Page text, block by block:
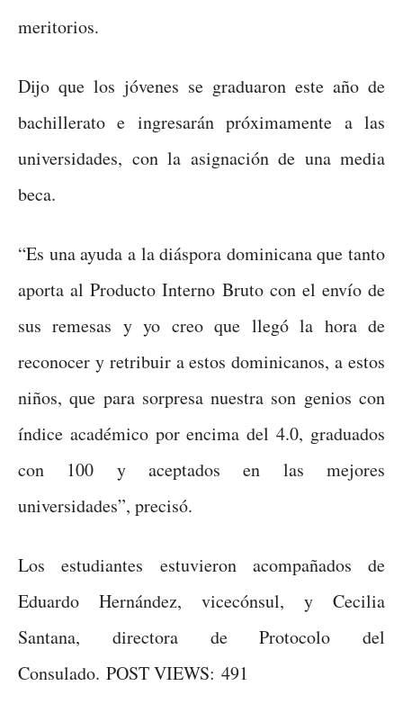
meritorios.
Dijo que los jóvenes se graduaron este año de
bachillerato e ingresarán próximamente a las
universidades, con la asignación de una media
beca.
“Es una ayuda a la diáspora dominicana que tanto
aporta al Producto Interno Bruto con el envío de
sus remesas y yo creo que llegó la hora de
reconocer y retribuir a estos dominicanos, a estos
niños, que para sorpresa nuestra son genios con
índice académico por encima del 4.0, graduados
con 100 y aceptados en las mejores
universidades”, precisó.
Los estudiantes estuvieron acompañados de
Eduardo Hernández, vicecónsul, y Cecilia
Santana, directora de Protocolo del
Consulado. POST VIEWS: 491